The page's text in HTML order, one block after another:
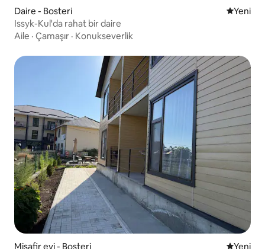
Daire - Bosteri Yeni
Yeni
Issyk-Kul'da rahat bir daire
Aile · Çamaşır · Konukseverlik
Misafir evi - Bosteri Yeni
Yeni